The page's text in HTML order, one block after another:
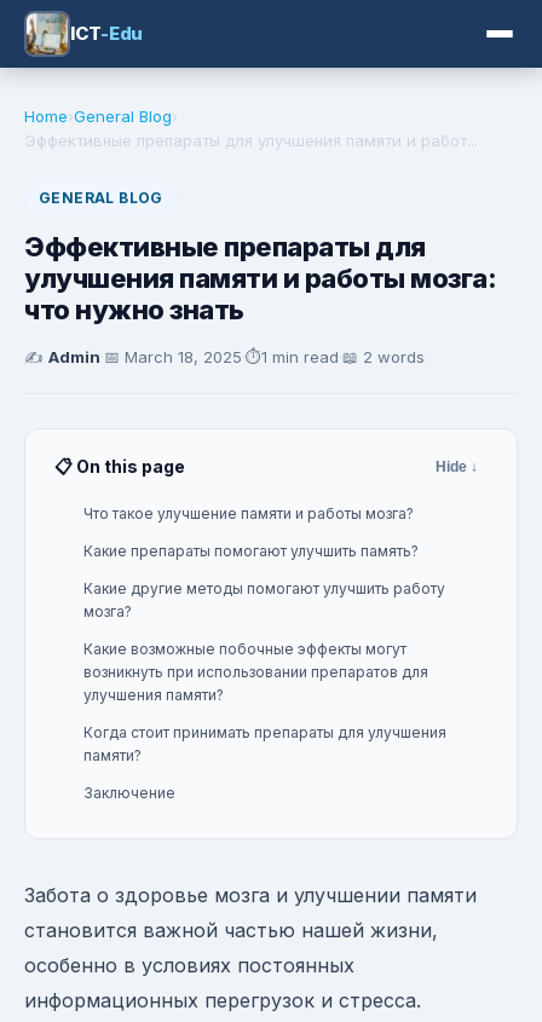
ICT-Edu
Home›General Blog›
Эффективные препараты для улучшения памяти и работ...
GENERAL BLOG
Эффективные препараты для
улучшения памяти и работы мозга:
что нужно знать
✍️ Admin·📅 March 18, 2025·⏱️1 min read·📖 2 words
📋 On this page Hide ↓
Что такое улучшение памяти и работы мозга?
Какие препараты помогают улучшить память?
Какие другие методы помогают улучшить работу
мозга?
Какие возможные побочные эффекты могут
возникнуть при использовании препаратов для
улучшения памяти?
Когда стоит принимать препараты для улучшения
памяти?
Заключение
Забота о здоровье мозга и улучшении памяти
становится важной частью нашей жизни,
особенно в условиях постоянных
информационных перегрузок и стресса.